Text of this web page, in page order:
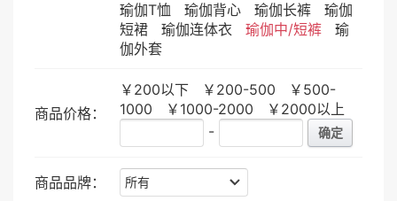
瑜伽T恤 瑜伽背心 瑜伽长裤
瑜伽
短裙
瑜伽连体衣 瑜伽中/短裤
瑜
伽外套
商品价格：
￥200以下 ￥200-500
￥500-
1000
￥1000-2000
￥2000以上
-
确定
商品品牌：